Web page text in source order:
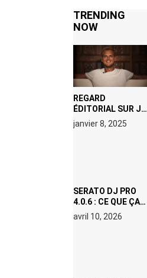
TRENDING
NOW
REGARD
ÉDITORIAL SUR JE
M’APPELLE TIM
(NETFLIX) : AVICII,
janvier 8, 2025
SERATO DJ PRO
4.0.6 : CE QUE ÇA
CHANGE, MÊME SI
VOUS N’ÊTES NI
avril 10, 2026